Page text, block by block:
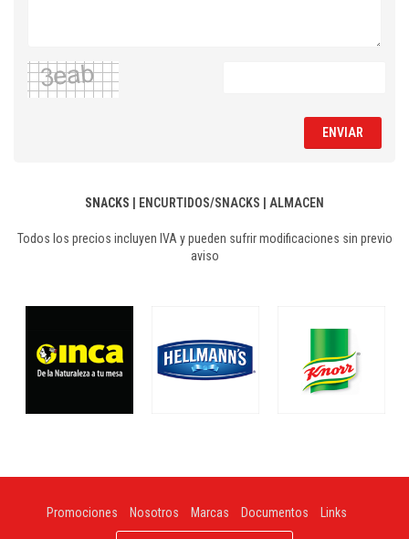
ENVIAR
SNACKS ENCURTIDOS/SNACKS ALMACEN
Todos los precios incluyen IVA y pueden sufrir modificaciones sin previo
aviso
Promociones Nosotros Marcas Documentos Links